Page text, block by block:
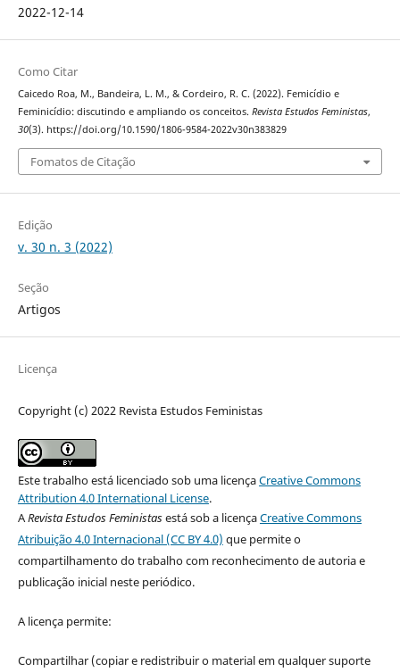
2022-12-14
Como Citar
Caicedo Roa, M., Bandeira, L. M., & Cordeiro, R. C. (2022). Femicídio e
Feminicídio: discutindo e ampliando os conceitos. Revista Estudos Feministas,
30(3). https://doi.org/10.1590/1806-9584-2022v30n383829
Fomatos de Citação
Edição
v. 30 n. 3 (2022)
Seção
Artigos
Licença
Copyright (c) 2022 Revista Estudos Feministas
Este trabalho está licenciado sob uma licençaCreative Commons
Attribution 4.0 International License.
ARevista Estudos Feministasestá sob a licençaCreative Commons
Atribuição 4.0 Internacional (CC BY 4.0) que permite o
compartilhamento do trabalho com reconhecimento de autoria e
publicação inicial neste periódico.
A licença permite:
Compartilhar (copiar e redistribuir o material em qualquer suporte